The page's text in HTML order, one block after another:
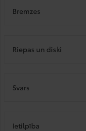
Bremzes
Riepas un diski
Svars
Ietilpība